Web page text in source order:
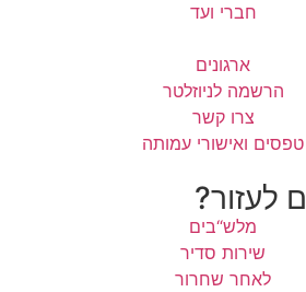
חברי ועד
ארגונים
הרשמה לניוזלטר
צרו קשר
טפסים ואישורי עמותה
לעזור?
מלש“בים
שירות סדיר
לאחר שחרור